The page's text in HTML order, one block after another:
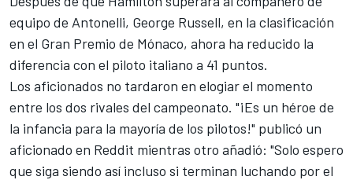
equipo de Antonelli, George Russell, en la clasificación
en el Gran Premio de Mónaco, ahora ha reducido la
diferencia con el piloto italiano a 41 puntos.
Los aficionados no tardaron en elogiar el momento
entre los dos rivales del campeonato. "¡Es un héroe de
la infancia para la mayoría de los pilotos!" publicó un
aficionado en Reddit mientras otro añadió: "Solo espero
que siga siendo así incluso si terminan luchando por el